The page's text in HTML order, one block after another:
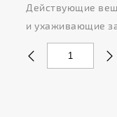
Действующие
и ухаживающие